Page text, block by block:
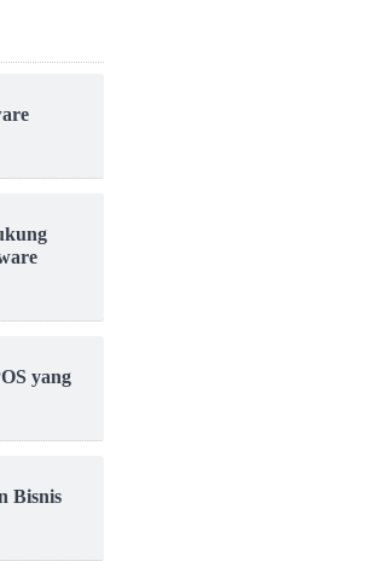
yang
Bisnis